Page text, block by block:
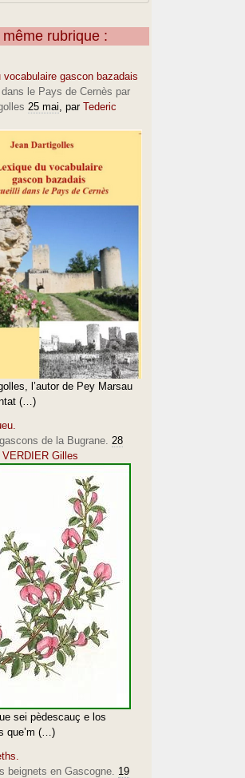
rubrique :
vocabulaire gascon bazadais
le Pays de Cernès par
25 mai, par Tederic
l’autor de Pey Marsau
(…)
de la Bugrane. 28
VERDIER Gilles
sei pèdescauç e los
que’m (…)
beignets en Gascogne. 19